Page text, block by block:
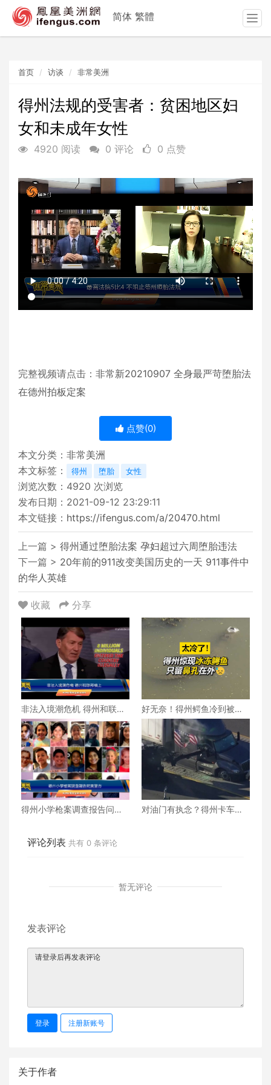
首页 访谈 非常美洲
得州法规的受害者：贫困地区妇
女和未成年女性
4920 阅读 0 评论 0 点赞
完整视频请点击： 非常新20210907 全身最严苛堕胎法
在德州拍板定案
点赞(0)
本文分类： 非常美洲
本文标签：
得州 堕胎 女性
浏览次数： 4920 次浏览
发布日期：2021-09-12 23:29:11
本文链接： https://ifengus.com/a/20470.html
上一篇 > 得州通过堕胎法案 孕妇超过六周堕胎违法
下一篇 > 20年前的911改变美国历史的一天 911事件中
的华人英雄
收藏 分享
非法入境潮危机 得州和联邦
杠上
好无奈！得州鳄鱼冷到被冻
住 仅留鼻孔在外
得州小学枪案调查报告问责
对油门有执念？得州卡车司
评论列表 共有 0 条评论
暂无评论
发表评论
登录 注册新账号
关于作者
简体 繁體
T
o
t
i
o